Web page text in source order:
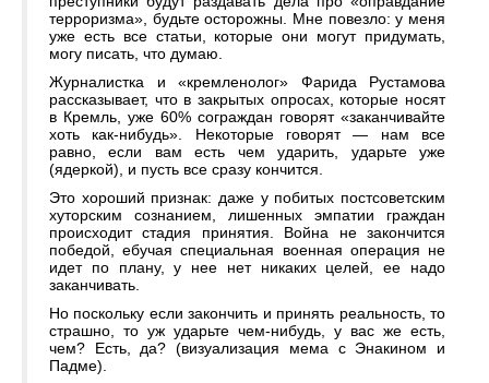
терроризма», будьте осторожны. Мне повезло: у меня
уже есть все статьи, которые они могут придумать,
могу писать, что думаю.
Журналистка и «кремленолог» Фарида Рустамова
рассказывает, что в закрытых опросах, которые носят
в Кремль, уже 60% сограждан говорят «заканчивайте
хоть как-нибудь». Некоторые говорят — нам все
равно, если вам есть чем ударить, ударьте уже
(ядеркой), и пусть все сразу кончится.
Это хороший признак: даже у побитых постсоветским
хуторским сознанием, лишенных эмпатии граждан
происходит стадия принятия. Война не закончится
победой, ебучая специальная военная операция не
идет по плану, у нее нет никаких целей, ее надо
заканчивать.
Но поскольку если закончить и принять реальность, то
страшно, то уж ударьте чем-нибудь, у вас же есть,
чем? Есть, да? (визуализация мема с Энакином и
Падме).